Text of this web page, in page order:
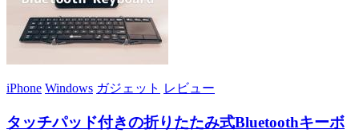
iPhone Windows ガジェット レビュー
タッチパッド付きの折りたたみ式Bluetoothキーボ